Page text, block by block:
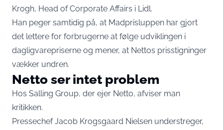
Krogh, Head of Corporate Affairs i Lidl.
Han peger samtidig på, at Madprisluppen har gjort
det lettere for forbrugerne at følge udviklingen i
dagligvarepriserne og mener, at Nettos prisstigninger
vækker undren.
Netto ser intet problem
Hos Salling Group, der ejer Netto, afviser man
kritikken.
Pressechef Jacob Krogsgaard Nielsen understreger,